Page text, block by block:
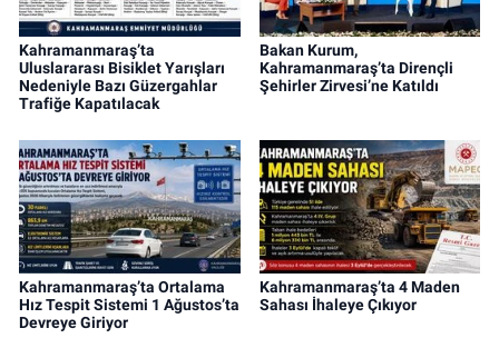
Kahramanmaraş’ta
Uluslararası Bisiklet Yarışları
Nedeniyle Bazı Güzergahlar
Trafiğe Kapatılacak
Bakan Kurum,
Kahramanmaraş’ta Dirençli
Şehirler Zirvesi’ne Katıldı
Kahramanmaraş’ta Ortalama
Hız Tespit Sistemi 1 Ağustos’ta
Devreye Giriyor
Kahramanmaraş’ta 4 Maden
Sahası İhaleye Çıkıyor